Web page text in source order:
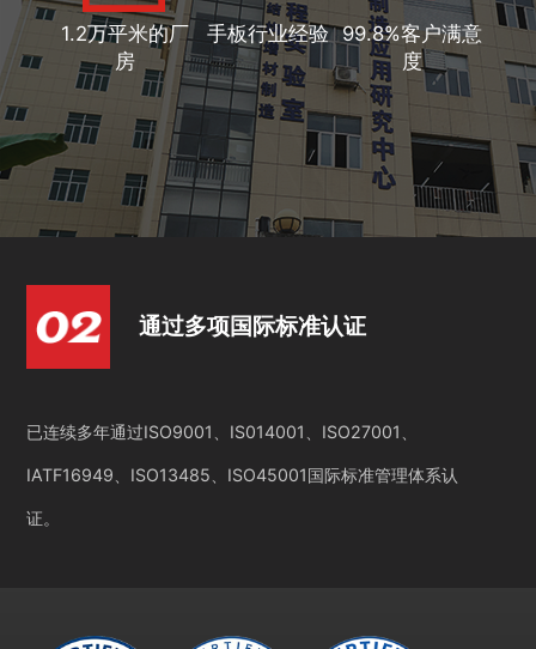
1.2万平米的厂
房
手板行业经验 99.8%客户满意
度
通过多项国际标准认证
已连续多年通过ISO9001、IS014001、ISO27001、
IATF16949、ISO13485、ISO45001国际标准管理体系认
证。